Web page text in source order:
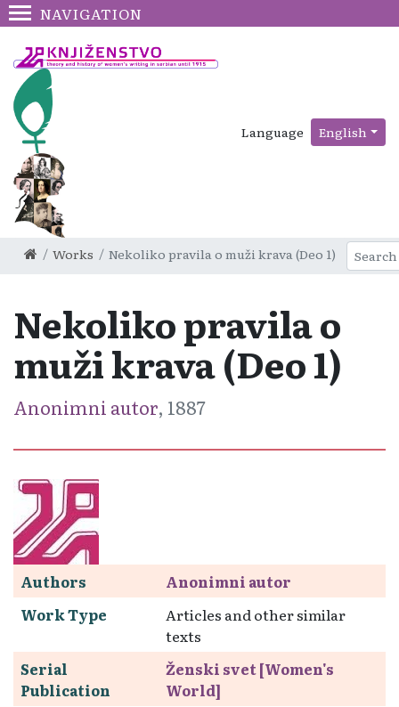
NAVIGATION
Language English
Works Nekoliko pravila o muži krava (Deo 1)
Nekoliko pravila o
muži krava (Deo 1)
Anonimni autor, 1887
Authors
Anonimni autor
Work Type
Articles and other similar
texts
Serial
Publication
Ženski svet [Women's
World]